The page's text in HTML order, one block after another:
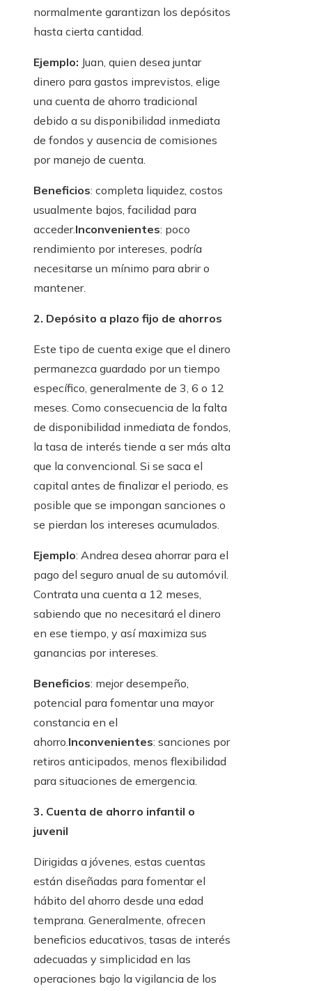
normalmente garantizan los depósitos
hasta cierta cantidad.
Ejemplo: Juan, quien desea juntar
dinero para gastos imprevistos, elige
una cuenta de ahorro tradicional
debido a su disponibilidad inmediata
de fondos y ausencia de comisiones
por manejo de cuenta.
Beneficios: completa liquidez, costos
usualmente bajos, facilidad para
acceder.Inconvenientes: poco
rendimiento por intereses, podría
necesitarse un mínimo para abrir o
mantener.
2. Depósito a plazo fijo de ahorros
Este tipo de cuenta exige que el dinero
permanezca guardado por un tiempo
específico, generalmente de 3, 6 o 12
meses. Como consecuencia de la falta
de disponibilidad inmediata de fondos,
la tasa de interés tiende a ser más alta
que la convencional. Si se saca el
capital antes de finalizar el periodo, es
posible que se impongan sanciones o
se pierdan los intereses acumulados.
Ejemplo: Andrea desea ahorrar para el
pago del seguro anual de su automóvil.
Contrata una cuenta a 12 meses,
sabiendo que no necesitará el dinero
en ese tiempo, y así maximiza sus
ganancias por intereses.
Beneficios: mejor desempeño,
potencial para fomentar una mayor
constancia en el
ahorro.Inconvenientes: sanciones por
retiros anticipados, menos flexibilidad
para situaciones de emergencia.
3. Cuenta de ahorro infantil o
juvenil
Dirigidas a jóvenes, estas cuentas
están diseñadas para fomentar el
hábito del ahorro desde una edad
temprana. Generalmente, ofrecen
beneficios educativos, tasas de interés
adecuadas y simplicidad en las
operaciones bajo la vigilancia de los